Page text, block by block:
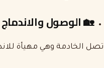
🏡الوصول
تصل الخادمة وهي مهيأة